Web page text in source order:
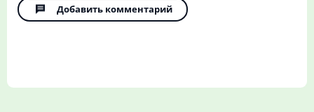
Добавить комментарий